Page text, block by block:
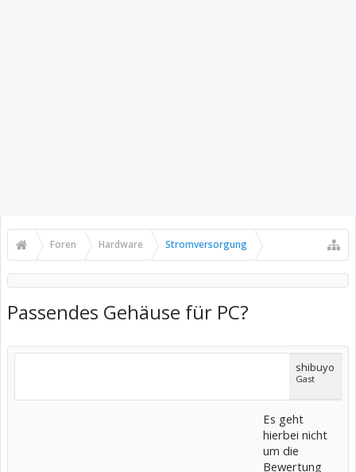
Foren Hardware Stromversorgung
Passendes Gehäuse für PC?
shibuyo
Gast
Es geht
hierbei nicht
um die
Bewertung